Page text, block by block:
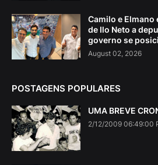
Camilo e
de Ilo Neto a
governo se
August 02, 2026
POSTAGENS POPULARES
UMA BREVE
2/12/2009 06:49:00